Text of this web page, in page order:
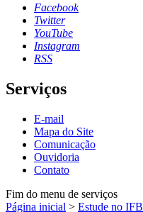
Facebook
Twitter
YouTube
Instagram
RSS
Serviços
E-mail
Mapa do Site
Comunicação
Ouvidoria
Contato
Fim do menu de serviços
Página inicial > Estude no IFB